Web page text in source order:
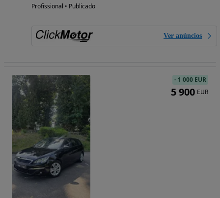
Profissional • Publicado
Ver anúncios
- 1 000 EUR
5 900 EUR